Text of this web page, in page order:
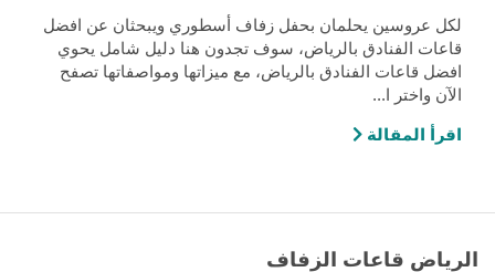
لكل عروسين يحلمان بحفل زفاف أسطوري ويبحثان عن افضل
قاعات الفنادق بالرياض، سوف تجدون هنا دليل شامل يحوي
افضل قاعات الفنادق بالرياض، مع ميزاتها ومواصفاتها تصفح
الآن واختر ا...
اقرأ المقالة
الرياض قاعات الزفاف